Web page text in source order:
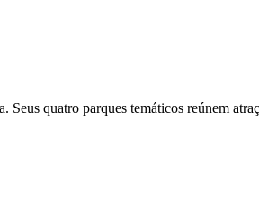
quatro parques temáticos reúnem